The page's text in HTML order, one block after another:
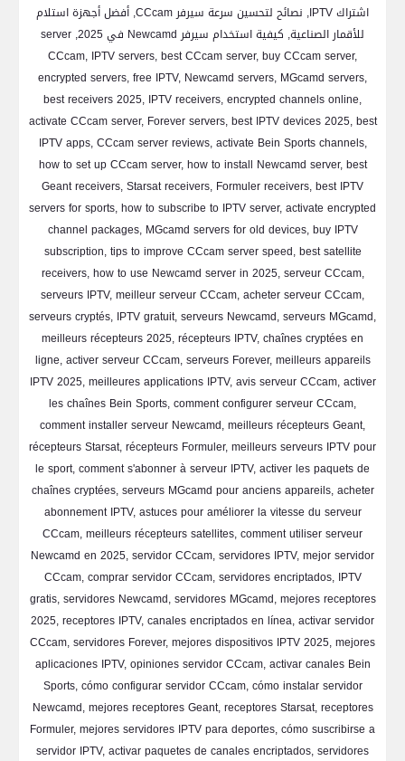
اشتراك IPTV, نصائح لتحسين سرعة سيرفر CCcam, أفضل أجهزة استلام
للأقمار الصناعية, كيفية استخدام سيرفر Newcamd في 2025, server
CCcam, IPTV servers, best CCcam server, buy CCcam server,
encrypted servers, free IPTV, Newcamd servers, MGcamd servers,
best receivers 2025, IPTV receivers, encrypted channels online,
activate CCcam server, Forever servers, best IPTV devices 2025, best
IPTV apps, CCcam server reviews, activate Bein Sports channels,
how to set up CCcam server, how to install Newcamd server, best
Geant receivers, Starsat receivers, Formuler receivers, best IPTV
servers for sports, how to subscribe to IPTV server, activate encrypted
channel packages, MGcamd servers for old devices, buy IPTV
subscription, tips to improve CCcam server speed, best satellite
receivers, how to use Newcamd server in 2025, serveur CCcam,
serveurs IPTV, meilleur serveur CCcam, acheter serveur CCcam,
serveurs cryptés, IPTV gratuit, serveurs Newcamd, serveurs MGcamd,
meilleurs récepteurs 2025, récepteurs IPTV, chaînes cryptées en
ligne, activer serveur CCcam, serveurs Forever, meilleurs appareils
IPTV 2025, meilleures applications IPTV, avis serveur CCcam, activer
les chaînes Bein Sports, comment configurer serveur CCcam,
comment installer serveur Newcamd, meilleurs récepteurs Geant,
récepteurs Starsat, récepteurs Formuler, meilleurs serveurs IPTV pour
le sport, comment s'abonner à serveur IPTV, activer les paquets de
chaînes cryptées, serveurs MGcamd pour anciens appareils, acheter
abonnement IPTV, astuces pour améliorer la vitesse du serveur
CCcam, meilleurs récepteurs satellites, comment utiliser serveur
Newcamd en 2025, servidor CCcam, servidores IPTV, mejor servidor
CCcam, comprar servidor CCcam, servidores encriptados, IPTV
gratis, servidores Newcamd, servidores MGcamd, mejores receptores
2025, receptores IPTV, canales encriptados en línea, activar servidor
CCcam, servidores Forever, mejores dispositivos IPTV 2025, mejores
aplicaciones IPTV, opiniones servidor CCcam, activar canales Bein
Sports, cómo configurar servidor CCcam, cómo instalar servidor
Newcamd, mejores receptores Geant, receptores Starsat, receptores
Formuler, mejores servidores IPTV para deportes, cómo suscribirse a
servidor IPTV, activar paquetes de canales encriptados, servidores